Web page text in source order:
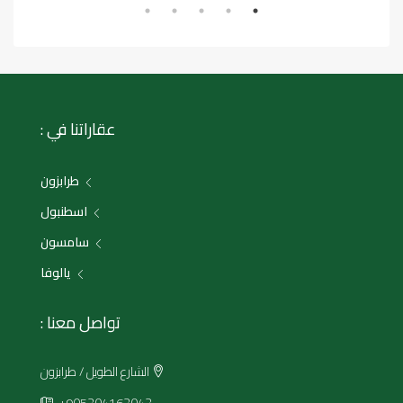
عقاراتنا في :
طرابزون
اسطنبول
سامسون
يالوفا
تواصل معنا :
الشارع الطويل / طرابزون